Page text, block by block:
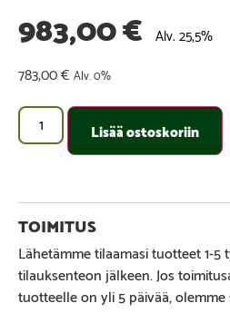
983,00€ Alv. 25,5%
783,00€ Alv. 0%
Lisää ostoskoriin
Lähetämme tilaamasi tuotteet 1-5
tilauksenteon jälkeen. Jos
tuotteelle on yli 5 päivää,